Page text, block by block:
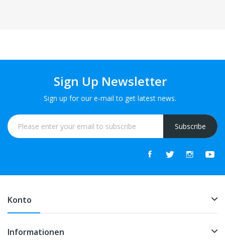
Sign Up Newsletter
Sign up for our e-mail to get latest news.
Subscribe
Konto
Informationen